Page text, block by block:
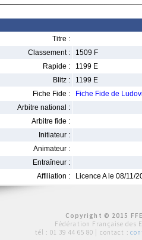
Titre :
Classement :
1509 F
Rapide :
1199 E
Blitz :
1199 E
Fiche Fide :
Fiche Fide de
Arbitre national :
Arbitre fide :
Initiateur :
Animateur :
Entraîneur :
Affiliation :
Licence A le 08/11/
Copyright © 2015
Fédération Française des
tél : 01 39 44 65 80 | contact :